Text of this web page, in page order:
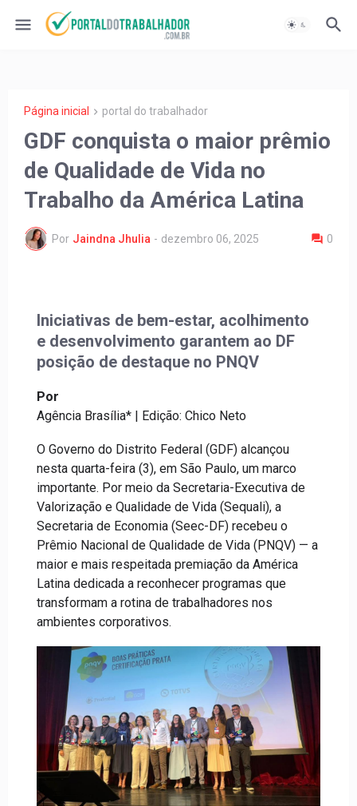
Página inicial portal do trabalhador
GDF conquista o maior prêmio
de Qualidade de Vida no
Trabalho da América Latina
Por Jaindna Jhulia - dezembro 06, 2025 0
Iniciativas de bem-estar, acolhimento
e desenvolvimento garantem ao DF
posição de destaque no PNQV
Por
Agência Brasília* | Edição: Chico Neto
O Governo do Distrito Federal (GDF) alcançou
nesta quarta-feira (3), em São Paulo, um marco
importante. Por meio da Secretaria-Executiva de
Valorização e Qualidade de Vida (Sequali), a
Secretaria de Economia (Seec-DF) recebeu o
Prêmio Nacional de Qualidade de Vida (PNQV) — a
maior e mais respeitada premiação da América
Latina dedicada a reconhecer programas que
transformam a rotina de trabalhadores nos
ambientes corporativos.